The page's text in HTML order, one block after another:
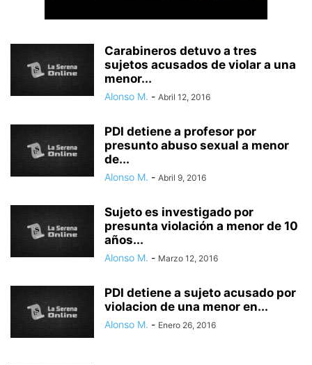
Carabineros detuvo a tres
sujetos acusados de violar a una
menor...
Alonso M. - Abril 12, 2016
PDI detiene a profesor por
presunto abuso sexual a menor
de...
Alonso M. - Abril 9, 2016
Sujeto es investigado por
presunta violación a menor de 10
años...
Alonso M. - Marzo 12, 2016
PDI detiene a sujeto acusado por
violacion de una menor en...
Alonso M. - Enero 26, 2016